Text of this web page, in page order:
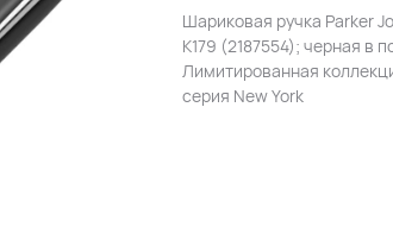
Шариковая ручка Parker
K179 (2187554); черная в
Лимитированная
серия New York